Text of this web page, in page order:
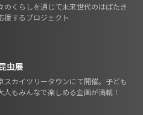
のくらしを通じて未来世代のはばたき
援するプロジェクト
虫展
スカイツリータウンにて開催。子ども
人もみんなで楽しめる企画が満載！